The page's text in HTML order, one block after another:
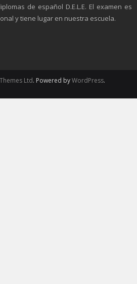
de español D.E.L.E. El examen es
y tiene lugar en nuestra escuela.
Ltd. Powered byWordPress.